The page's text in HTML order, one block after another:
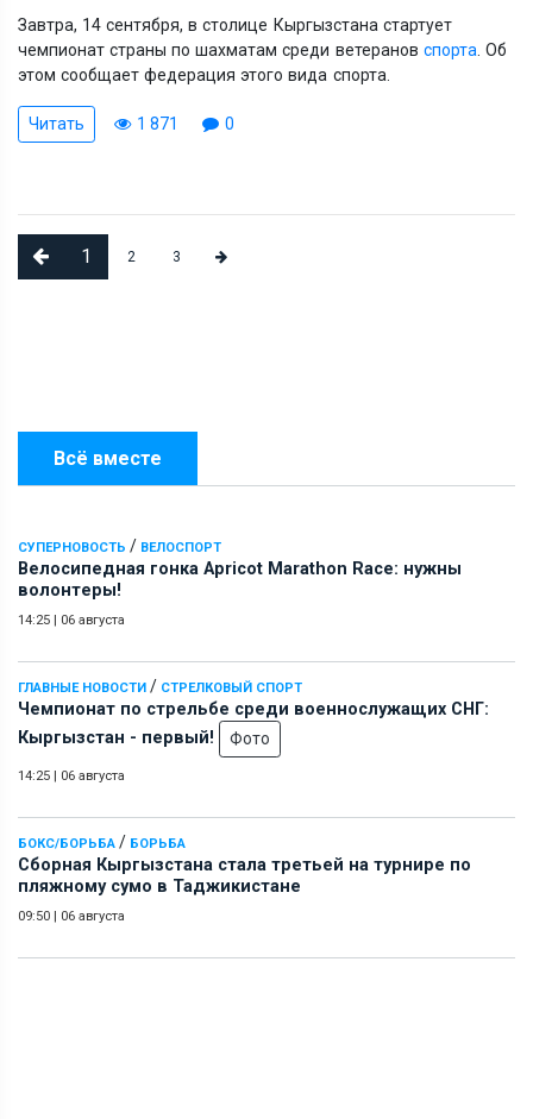
Всё вместе
СУПЕРНОВОСТЬ / ВЕЛОСПОРТ
Велосипедная гонка Apricot Marathon Race: нужны
волонтеры!
14:25 | 06 августа
ГЛАВНЫЕ НОВОСТИ / СТРЕЛКОВЫЙ СПОРТ
Чемпионат по стрельбе среди военнослужащих СНГ:
Кыргызстан - первый!
Фото
14:25 | 06 августа
БОКС/БОРЬБА / БОРЬБА
Сборная Кыргызстана стала третьей на турнире по
пляжному сумо в Таджикистане
09:50 | 06 августа
Завтра, 14 сентября, в столице Кыргызстана стартует
чемпионат страны по шахматам среди ветеранов спорта . Об
этом сообщает федерация этого вида спорта.
Читать 1 871 0
1 2 3